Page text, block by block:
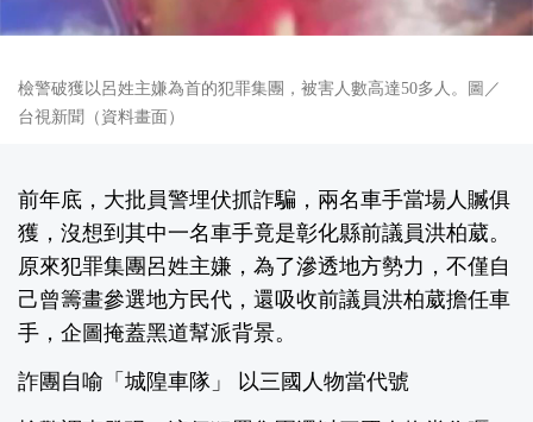
檢警破獲以呂姓主嫌為首的犯罪集團，被害人數高達50多人。圖／
台視新聞（資料畫面）
前年底，大批員警埋伏抓詐騙，兩名車手當場人贓俱
獲，沒想到其中一名車手竟是彰化縣前議員洪柏葳。
原來犯罪集團呂姓主嫌，為了滲透地方勢力，不僅自
己曾籌畫參選地方民代，還吸收前議員洪柏葳擔任車
手，企圖掩蓋黑道幫派背景。
詐團自喻「城隍車隊」 以三國人物當代號